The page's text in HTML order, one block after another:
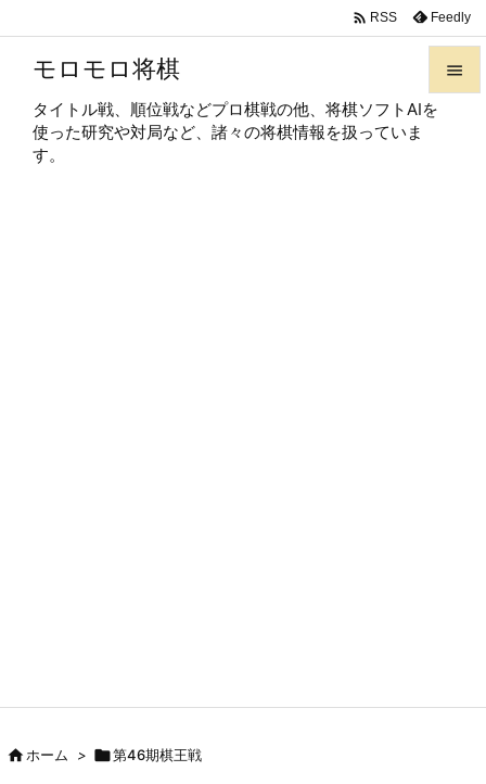
モロモロ将棋
タイトル戦、順位戦などプロ棋戦の他、将棋ソフトAIを
使った研究や対局など、諸々の将棋情報を扱っていま
す。

 RSS Feedly
ホーム > 第46期棋王戦